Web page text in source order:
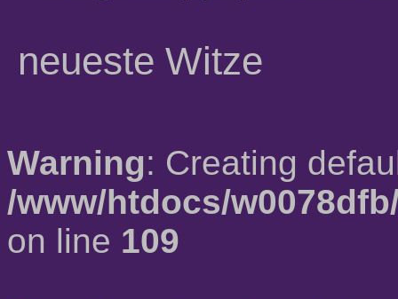
neueste Witze
Warning: Creating
/www/htdocs/
on line 109